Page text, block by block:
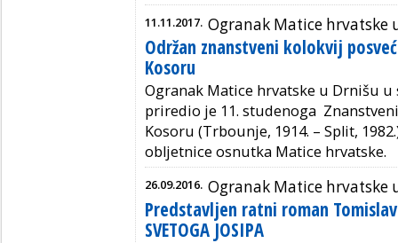
11.11.2017. Ogranak Matice hrvatske
Održan znanstveni kolokvij
Kosoru
Ogranak Matice hrvatske u Drnišu
priredio je 11. studenoga
Kosoru (Trbounje, 1914. – Split,
obljetnice osnutka Matice hrvatske.
26.09.2016. Ogranak Matice hrvatske
Predstavljen ratni roman
SVETOGA JOSIPA